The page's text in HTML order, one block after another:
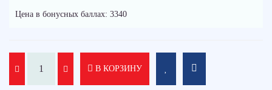
Цена в бонусных баллах: 3340
В КОРЗИНУ